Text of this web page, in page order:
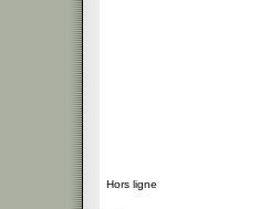
Hors ligne